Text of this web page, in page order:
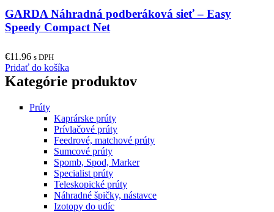
GARDA Náhradná podberáková sieť – Easy
Speedy Compact Net
€11.96 s DPH
Pridať do košíka
Kategórie produktov
Prúty
Kaprárske prúty
Prívlačové prúty
Feedrové, matchové prúty
Sumcové prúty
Spomb, Spod, Marker
Specialist prúty
Teleskopické prúty
Náhradné špičky, nástavce
Izotopy do udíc